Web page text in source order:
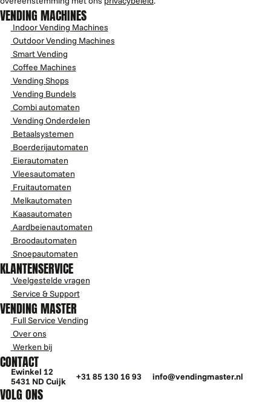
VENDING MACHINES
Indoor Vending Machines
Outdoor Vending Machines
Smart Vending
Coffee Machines
Vending Shops
Vending Bundels
Combi automaten
Vending Onderdelen
Betaalsystemen
Boerderijautomaten
Eierautomaten
Vleesautomaten
Fruitautomaten
Melkautomaten
Kaasautomaten
Aardbeienautomaten
Broodautomaten
Snoepautomaten
KLANTENSERVICE
Veelgestelde vragen
Service & Support
VENDING MASTER
Full Service Vending
Over ons
Werken bij
CONTACT
Ewinkel 12
5431 ND Cuijk
+31 85 130 16 93 info@vendingmaster.nl
VOLG ONS